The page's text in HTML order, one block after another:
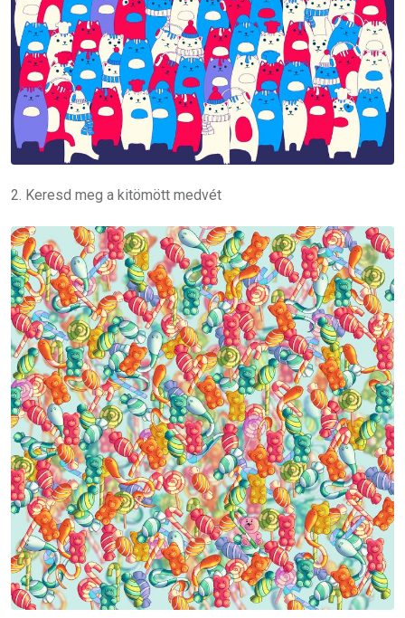
2. Keresd meg a kitömött medvét